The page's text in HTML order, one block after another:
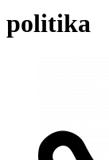
politika